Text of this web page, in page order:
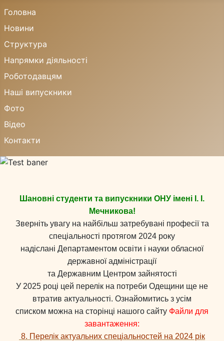
Головна
Новини
Структура
Напрямки діяльності
Роботодавцям
Наші випускники
Фото
Відео
Контакти
Шановні студенти та випускники ОНУ імені І. І.
Мечникова!
Зверніть увагу на найбільш затребувані професії та
спеціальності протягом 2024 року
надіслані Департаментом освіти і науки обласної
державної адміністрації
та Державним Центром зайнятості
У 2025 році цей перелік на потреби Одещини ще не
втратив актуальності. Ознайомитись з усім
списком можна на сторінці нашого сайту Файли для
завантаження:
8. Перелік актуальних спеціальностей на 2024 рік